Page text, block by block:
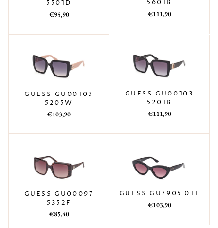
5501D
Prezzo
listino
Prezzo
€95,90
5601B
Prezzo
listino
Prezzo
€111,90
GUESS GU00103
5205W
Prezzo
listino
Prezzo
€103,90
GUESS GU00103
5201B
Prezzo
listino
Prezzo
€111,90
GUESS GU00097
5352F
Prezzo
Prezzo
€85,40
GUESS GU7905 01T
Prezzo
listino
Prezzo
€103,90